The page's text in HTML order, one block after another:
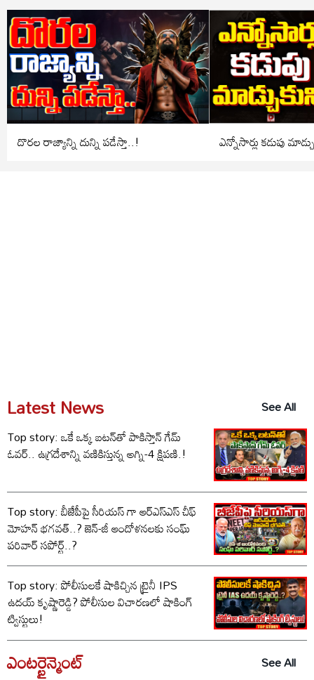
దొరల రాజ్యాన్ని దున్ని పడేస్తా..! ఎన్నోసార్లు కడుపు
Latest News
See All
Top story: ఒకే ఒక్క బటన్‌తో పాకిస్తాన్ గేమ్
ఓవర్.. ఉగ్రదేశాన్ని వణికిస్తున్న అగ్ని-4 క్షిపణి.!
Top story: బీజేపీపై సీరియస్ గా ఆర్‌ఎస్‌ఎస్ చీఫ్
మోహన్ భగవత్..? జెన్-జీ ఆందోళనలకు సంఘ్
పరివార్ సపోర్ట్..?
Top story: పోలీసులకే షాకిచ్చిన ట్రైనీ IPS
ఉదయ్ కృష్ణారెడ్డి? పోలీసుల విచారణలో షాకింగ్
ట్విస్టులు!
ఎంటర్టైన్మెంట్
See All